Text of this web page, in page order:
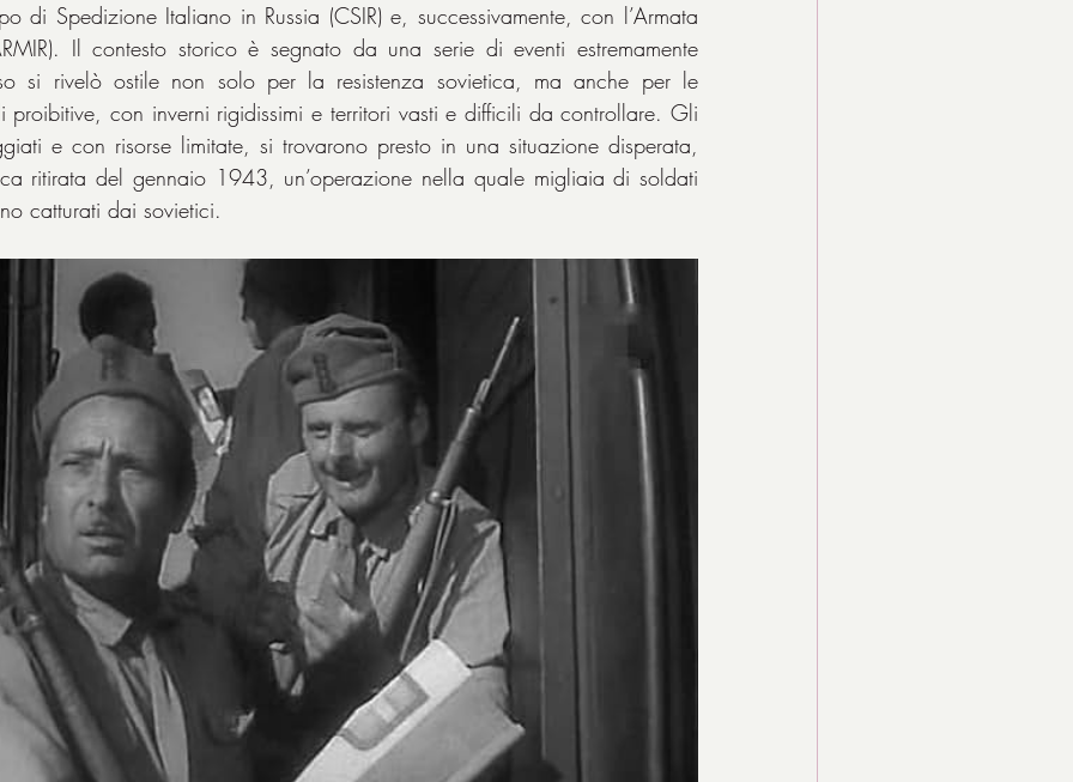
di Spedizione Italiano in Russia (CSIR) e, successivamente, con l’Armata
Il contesto storico è segnato da una serie di eventi estremamente
si rivelò ostile non solo per la resistenza sovietica, ma anche per le
proibitive, con inverni rigidissimi e territori vasti e difficili da controllare. Gli
e con risorse limitate, si trovarono presto in una situazione disperata,
ritirata del gennaio 1943, un’operazione nella quale migliaia di soldati
catturati dai sovietici.